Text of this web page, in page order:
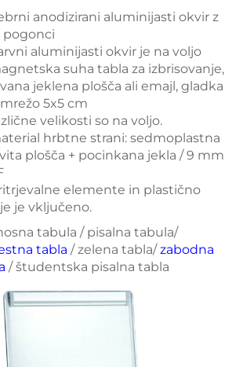
anodizirani aluminijasti okvir z
pogonci
aluminijasti okvir je na voljo
suha tabla za izbrisovanje,
jeklena plošča ali emajl, gladka
5x5 cm
velikosti so na voljo.
hrbtne strani: sedmoplastna
plošča + pocinkana jekla / 9 mm
elemente in plastično
je vključeno.
tabula / pisalna tabula/
tabla / zelena tabla/zabodna
/ študentska pisalna tabla